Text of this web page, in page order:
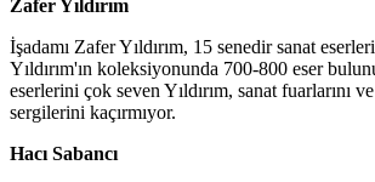
Zafer Yıldırım
İşadamı Zafer Yıldırım, 15 senedir sanat
Yıldırım'ın koleksiyonunda 700-800 eser
eserlerini çok seven Yıldırım, sanat fuarlarını
sergilerini kaçırmıyor.
Hacı Sabancı